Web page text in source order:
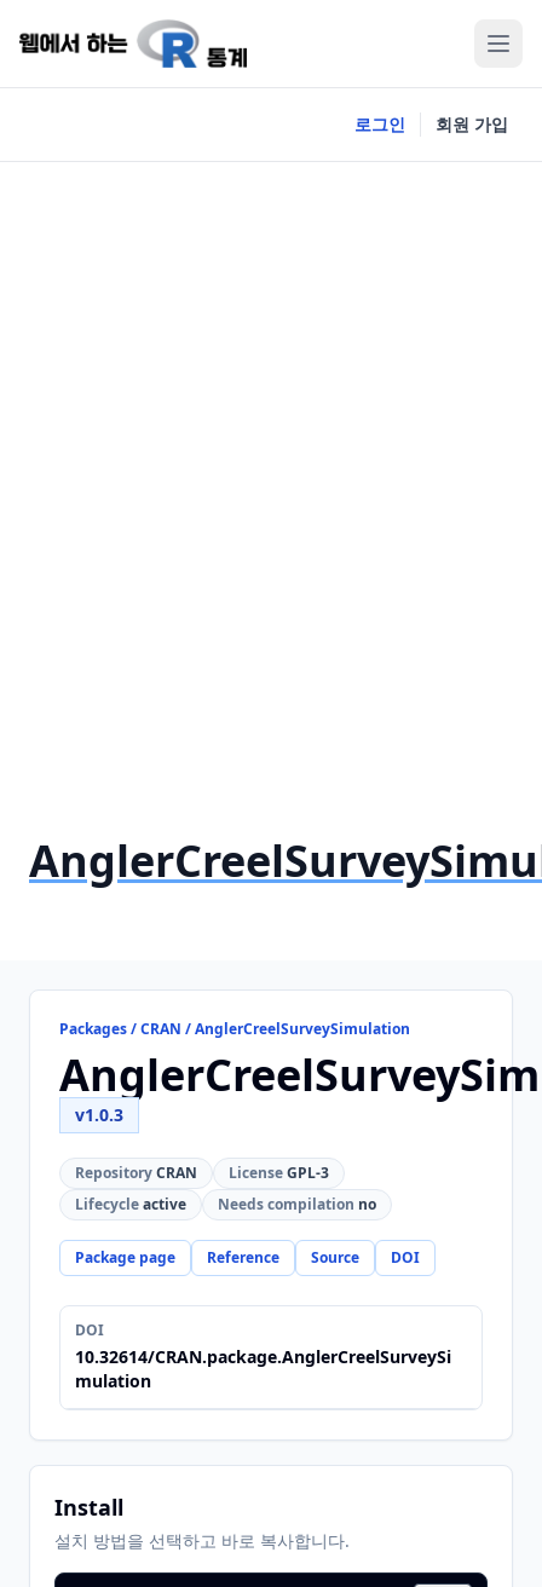
로그인 회원 가입
Packages / CRAN / AnglerCreelSurveySimulation
v1.0.3
RepositoryCRAN LicenseGPL-3
Lifecycleactive Needs compilation no
Package page Reference Source DOI
DOI
10.32614/CRAN.package.AnglerCreelSurveySi
mulation
Install
설치 방법을 선택하고 바로 복사합니다.